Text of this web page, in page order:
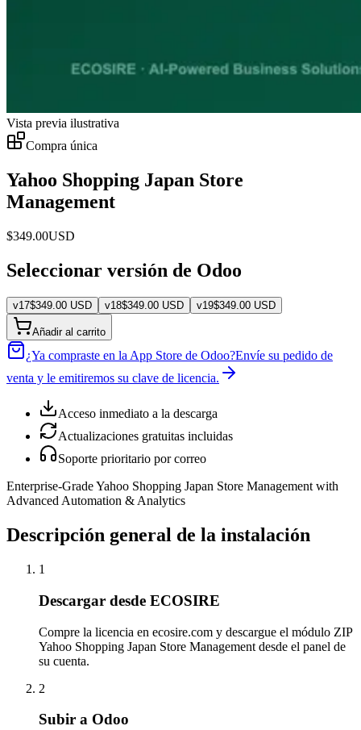
Vista previa ilustrativa
Compra única
Yahoo Shopping Japan Store
Management
$349.00USD
Seleccionar versión de Odoo
v17$349.00 USD v18$349.00 USD v19$349.00 USD
Añadir al carrito
¿Ya compraste en la App Store de Odoo?Envíe su pedido de
venta y le emitiremos su clave de licencia.
Acceso inmediato a la descarga
Actualizaciones gratuitas incluidas
Soporte prioritario por correo
Enterprise-Grade Yahoo Shopping Japan Store Management with
Advanced Automation & Analytics
Descripción general de la instalación
1
Descargar desde ECOSIRE
Compre la licencia en ecosire.com y descargue el módulo ZIP
Yahoo Shopping Japan Store Management desde el panel de
su cuenta.
2
Subir a Odoo